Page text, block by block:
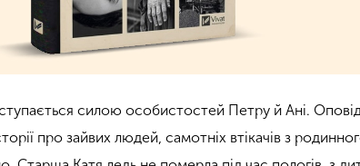
силою особистостей Петру й Ані.
про зайвих людей, самотніх втікачів з